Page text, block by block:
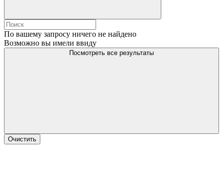
По вашему запросу ничего не найдено
Возможно вы имели ввиду
Посмотреть все результаты
Очистить